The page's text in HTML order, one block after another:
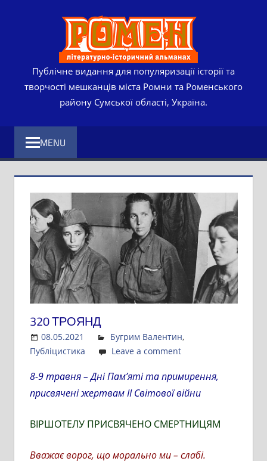
Публічне видання для популяризації історії та
творчості мешканців міста Ромни та Роменського
району Сумської області, Україна.
MENU
320 ТРОЯНД
08.05.2021 Admin
Бугрим Валентин,
Публіцистика
Leave a comment
8-9 травня – Дні Пам’яті та примирення,
присвячені жертвам ІІ Світової війни
ВІРШОТЕЛУ ПРИСВЯЧЕНО СМЕРТНИЦЯМ
Вважає ворог, що морально ми – слабі.